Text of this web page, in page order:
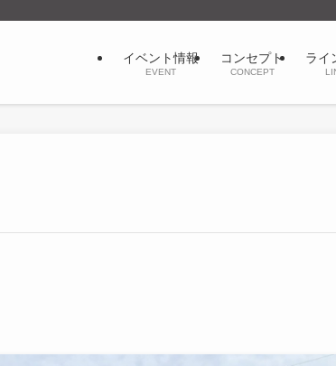
イベント情報
EVENT
コンセプト
CONCEPT
ライ